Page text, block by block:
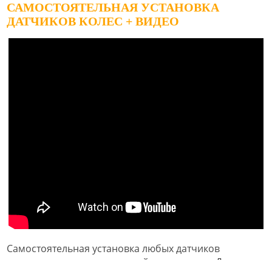
САМОСТОЯТЕЛЬНАЯ УСТАНОВКА
ДАТЧИКОВ КОЛЕС + ВИДЕО
Самостоятельная установка любых датчиков